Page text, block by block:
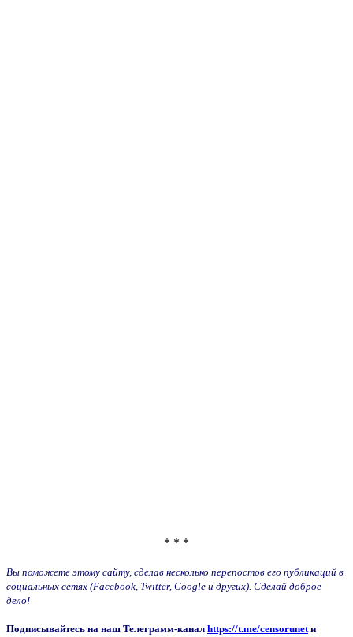
* * *
Вы поможете этому сайту, сделав несколько перепостов его публикаций в
социальных сетях (Facebook, Twitter, Google и других). Сделай доброе
дело!
Подписывайтесь на наш Телеграмм-канал https://t.me/censorunet и